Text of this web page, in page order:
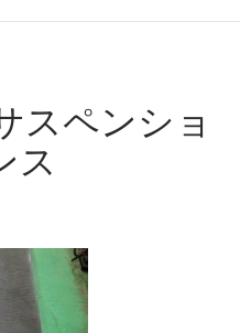
スペンショ
ス